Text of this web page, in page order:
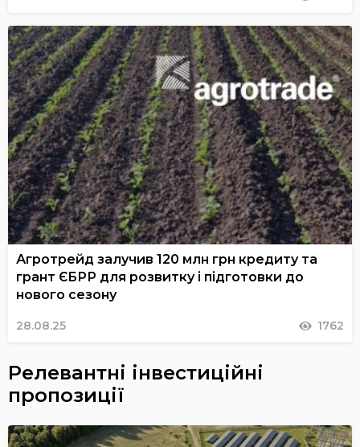
Агротрейд залучив 120 млн грн кредиту та
грант ЄБРР для розвитку і підготовки до
нового сезону
28.08.25 1762
Релевантні інвестиційні
пропозиції